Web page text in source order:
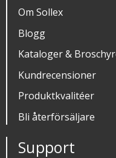
Om Sollex
Blogg
Kataloger &
Kundrecensioner
Produktkvalitéer
Bli återförsäljare
Support